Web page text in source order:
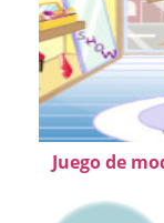
Juego de